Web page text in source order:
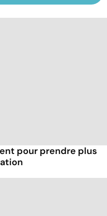
pour prendre plus